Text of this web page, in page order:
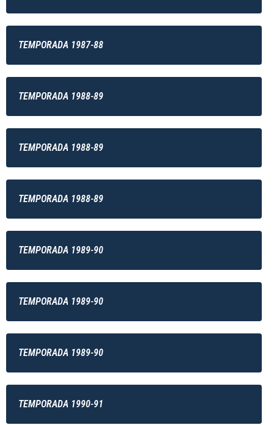
TEMPORADA 1987-88
TEMPORADA 1988-89
TEMPORADA 1988-89
TEMPORADA 1988-89
TEMPORADA 1989-90
TEMPORADA 1989-90
TEMPORADA 1989-90
TEMPORADA 1990-91